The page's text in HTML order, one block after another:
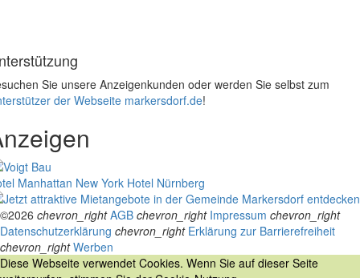
Sie unsere Anzeigenkunden oder werden Sie selbst zum
der Webseite markersdorf.de!
Manhattan New York Hotel Nürnberg
©2026 chevron_right AGB chevron_right Impressum chevron_right
Datenschutzerklärung chevron_right Erklärung zur Barrierefreiheit
chevron_right Werben
Diese Webseite verwendet Cookies. Wenn Sie auf dieser Seite